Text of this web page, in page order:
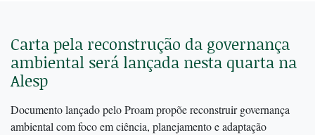
Carta pela reconstrução da governança
ambiental será lançada nesta quarta na
Alesp
Documento lançado pelo Proam propõe reconstruir governança
ambiental com foco em ciência, planejamento e adaptação